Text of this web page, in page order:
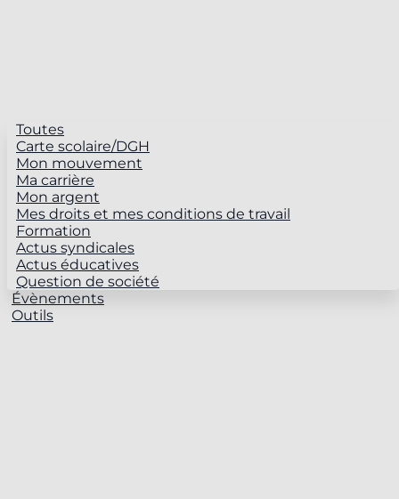
Toutes
Carte scolaire/DGH
Mon mouvement
Ma carrière
Mon argent
Mes droits et mes conditions de travail
Formation
Actus syndicales
Actus éducatives
Question de société
Évènements
Outils